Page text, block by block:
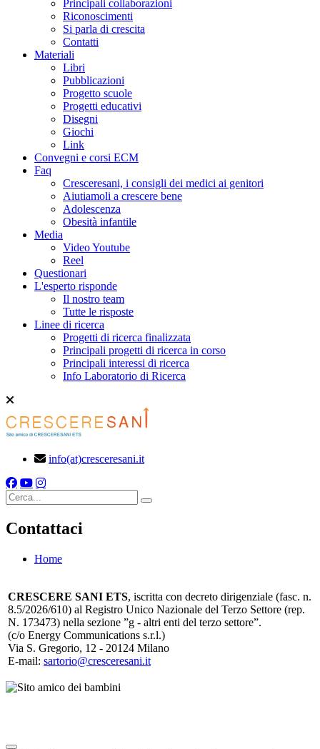
Principali collaborazioni
Riconoscimenti
Si parla di crescita
Contatti
Materiali
Libri
Pubblicazioni
Progetto scuole
Progetti educativi
Disegni
Giochi
Link
Convegni e corsi ECM
Faq
Cresceresani, i consigli dei medici ai genitori
Aiutiamoli a crescere bene
Adolescenza
Obesità infantile
Media
Video Youtube
Reel
Questionari
L'esperto risponde
Il nostro team
Tutte le risposte
Linee di ricerca
Progetti di ricerca finalizzata
Principali progetti di ricerca in corso
Principali interessi di ricerca
Info Laboratorio di Ricerca
info(at)cresceresani.it
Cerca
Contattaci
Home
CRESCERE SANI ETS, iscritta con decreto dirigenziale (fasc. n.
8.5/2026/610) al Registro Unico Nazionale del Terzo Settore (rep.
N. 173473) nella sezione ”g - altri enti del terzo settore”.
(c/o Energy Communications s.r.l.)
Via S. Gregorio, 12 - 20124 Milano
E-mail: sartorio@cresceresani.it